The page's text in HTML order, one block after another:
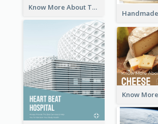
Know More About The Importance Of Sleeping